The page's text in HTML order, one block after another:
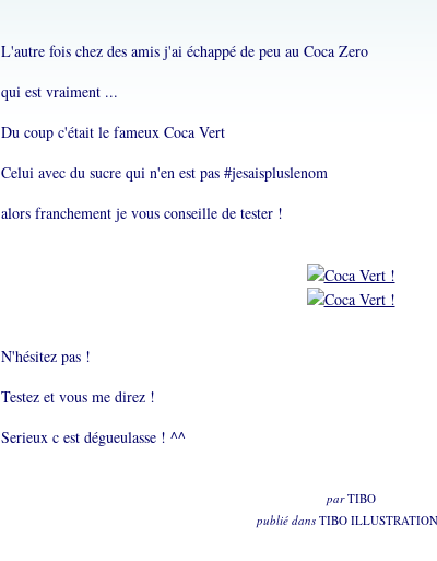
L'autre fois chez des amis j'ai échappé de peu au Coca Zero
qui est vraiment ...
Du coup c'était le fameux Coca Vert
Celui avec du sucre qui n'en est pas #jesaispluslenom
alors franchement je vous conseille de tester !
N'hésitez pas !
Testez et vous me direz !
Serieux c est dégueulasse ! ^^
parTIBO
publié dans TIBO